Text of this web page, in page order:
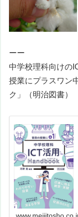
ーー
中学校理科向けの
授業にプラスワン
ク 」（明治図書）